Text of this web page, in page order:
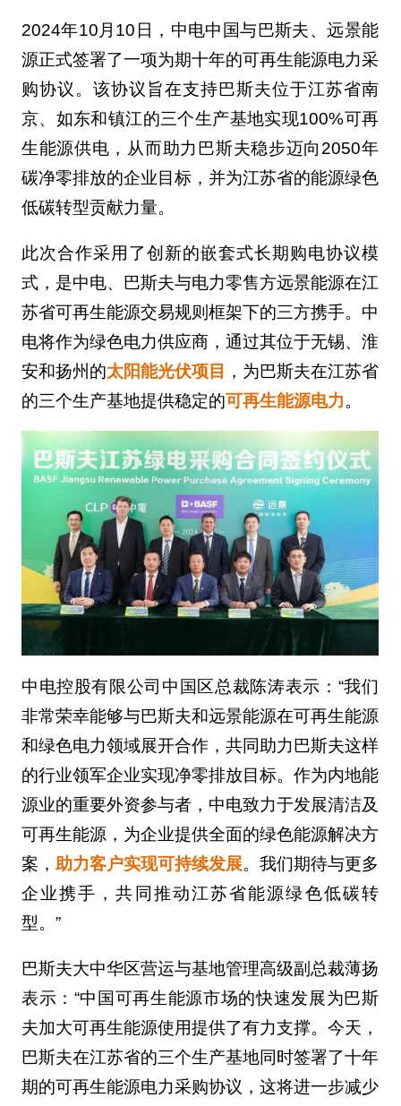
2024年10月10日，中电中国与巴斯夫、远景能
源正式签署了一项为期十年的可再生能源电力采
购协议。该协议旨在支持巴斯夫位于江苏省南
京、如东和镇江的三个生产基地实现100%可再
生能源供电，从而助力巴斯夫稳步迈向2050年
碳净零排放的企业目标，并为江苏省的能源绿色
低碳转型贡献力量。
此次合作采用了创新的嵌套式长期购电协议模
式，是中电、巴斯夫与电力零售方远景能源在江
苏省可再生能源交易规则框架下的三方携手。中
电将作为绿色电力供应商，通过其位于无锡、淮
安和扬州的太阳能光伏项目
，为巴斯夫在江苏省
的三个生产基地提供稳定的可再生能源电力。
中电控股有限公司中国区总裁陈涛表示：“我们
非常荣幸能够与巴斯夫和远景能源在可再生能源
和绿色电力领域展开合作，共同助力巴斯夫这样
的行业领军企业实现净零排放目标。作为内地能
源业的重要外资参与者，中电致力于发展清洁及
可再生能源，为企业提供全面的绿色能源解决方
案， 助力客户实现可持续发展。我们期待与更多
企业携手，共同推动江苏省能源绿色低碳转
型。”
巴斯夫大中华区营运与基地管理高级副总裁薄扬
表示：“中国可再生能源市场的快速发展为巴斯
夫加大可再生能源使用提供了有力支撑。今天，
巴斯夫在江苏省的三个生产基地同时签署了十年
期的可再生能源电力采购协议，这将进一步减少